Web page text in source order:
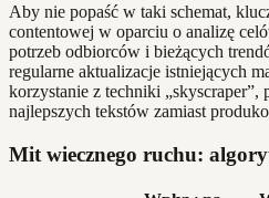
Aby nie popaść w taki schemat,
contentowej w oparciu o analizę
potrzeb odbiorców i bieżących
regularne aktualizacje istniejących
korzystanie z techniki „skyscraper”,
najlepszych tekstów zamiast
Mit wiecznego ruchu: